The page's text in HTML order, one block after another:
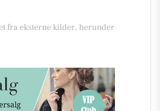
fra eksterne kilder, herunder